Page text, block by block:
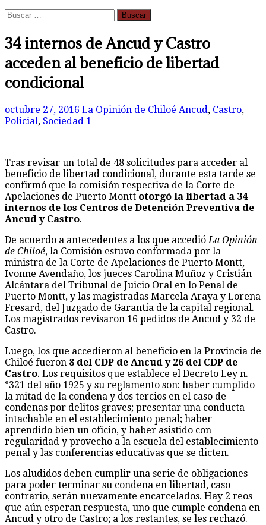
Buscar:
34 internos de Ancud y Castro
acceden al beneficio de libertad
condicional
octubre 27, 2016 La Opinión de Chiloé Ancud, Castro,
Policial, Sociedad 1
Tras revisar un total de 48 solicitudes para acceder al
beneficio de libertad condicional, durante esta tarde se
confirmó que la comisión respectiva de la Corte de
Apelaciones de Puerto Montt otorgó la libertad a 34
internos de los Centros de Detención Preventiva de
Ancud y Castro.
De acuerdo a antecedentes a los que accedióLa Opinión
de Chiloé, la Comisión estuvo conformada por la
ministra de la Corte de Apelaciones de Puerto Montt,
Ivonne Avendaño, los jueces Carolina Muñoz y Cristián
Alcántara del Tribunal de Juicio Oral en lo Penal de
Puerto Montt, y las magistradas Marcela Araya y Lorena
Fresard, del Juzgado de Garantía de la capital regional.
Los magistrados revisaron 16 pedidos de Ancud y 32 de
Castro.
Luego, los que accedieron al beneficio en la Provincia de
Chiloé fueron 8 del CDP de Ancud y 26 del CDP de
Castro. Los requisitos que establece el Decreto Ley n.
°321 del año 1925 y su reglamento son: haber cumplido
la mitad de la condena y dos tercios en el caso de
condenas por delitos graves; presentar una conducta
intachable en el establecimiento penal; haber
aprendido bien un oficio, y haber asistido con
regularidad y provecho a la escuela del establecimiento
penal y las conferencias educativas que se dicten.
Los aludidos deben cumplir una serie de obligaciones
para poder terminar su condena en libertad, caso
contrario, serán nuevamente encarcelados. Hay 2 reos
que aún esperan respuesta, uno que cumple condena en
Ancud y otro de Castro; a los restantes, se les rechazó.